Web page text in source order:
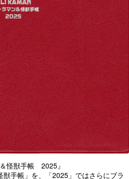
怪獣手帳 2025』
獣手帳」を、「2025」ではさらにブラ